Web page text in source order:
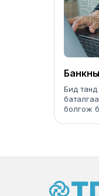
Бид
болгож